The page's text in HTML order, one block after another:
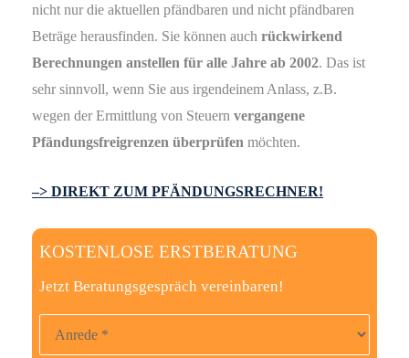
nicht nur die aktuellen pfändbaren und nicht pfändbaren
Beträge herausfinden. Sie können auch rückwirkend
Berechnungen anstellen für alle Jahre ab 2002. Das ist
sehr sinnvoll, wenn Sie aus irgendeinem Anlass, z.B.
wegen der Ermittlung von Steuern vergangene
Pfändungsfreigrenzen überprüfen möchten.
–> DIREKT ZUM PFÄNDUNGSRECHNER!
KOSTENLOSE ERSTBERATUNG
Jetzt Beratungsgespräch vereinbaren!
Anrede